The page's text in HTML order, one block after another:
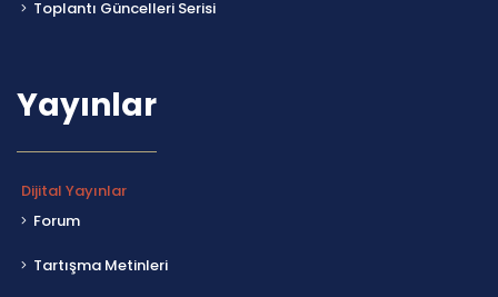
Toplantı Güncelleri Serisi
Yayınlar
Dijital Yayınlar
Forum
Tartışma Metinleri